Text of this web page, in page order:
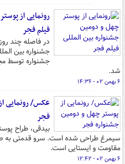
رونمایی از
فیلم فجر
در فاصله چند
جشنواره بین
جشنواره توسط
شد.
۶ بهمن ۰۲ - ۱۴:۳۶
عکس/ رونمایی
فجر
سیمرغ طراحی شده است. سرو قدمتی به
مقاومت و ایستایی است.
۶ بهمن ۰۲ - ۱۲:۴۲